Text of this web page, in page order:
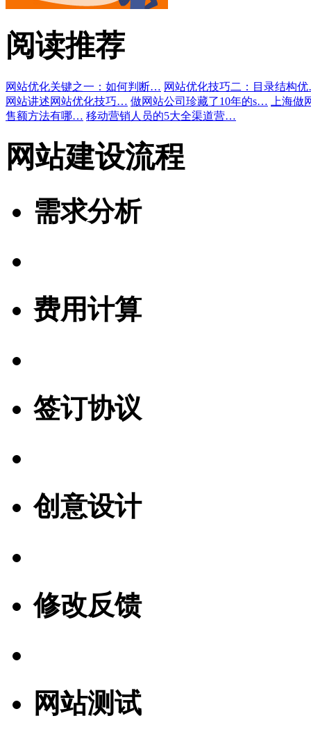
阅读推荐
网站优化关键之一：如何判断… 网站优化技巧二：目录结构
网站讲述网站优化技巧… 做网站公司珍藏了10年的s…
上海
售额方法有哪… 移动营销人员的5大全渠道营…
网站建设流程
需求分析
费用计算
签订协议
创意设计
修改反馈
网站测试